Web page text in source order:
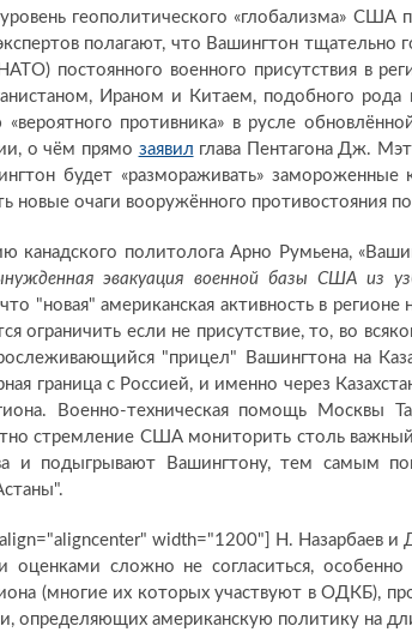
геополитического «глобализма»
полагают, что Вашингтон тщательно
постоянного военного присутствия в
Ираном и Китаем, подобного
противника» в русле
о чём прямо заявил глава Пентагона Дж.
будет «размораживать»
новые очаги вооружённого противостояния
канадского политолога Арно Румьена,
эвакуация военной базы США из
"новая" американская активность в
ограничить если не присутствие, то, во
"прицел" Вашингтона на
граница с Россией, и именно через
Военно-техническая помощь Москвы
стремление США мониторить столь важный
и подыгрывают Вашингтону, тем самым
width="1200"]
Н. Назарбаев и
сложно не согласиться,
(многие их которых участвуют в ОДКБ),
определяющих американскую политику на